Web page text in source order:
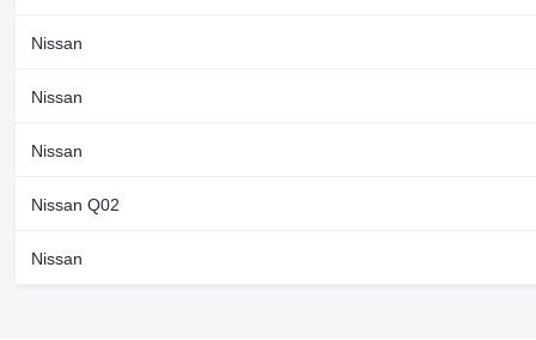
Nissan
Nissan
Nissan
Nissan Q02
Nissan